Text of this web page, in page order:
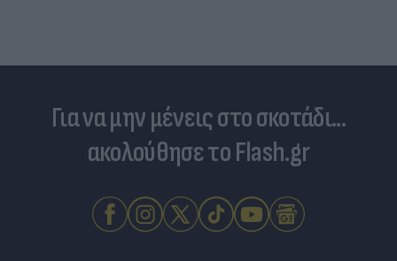
Για να μην μένεις στο σκοτάδι...
ακολούθησε το Flash.gr